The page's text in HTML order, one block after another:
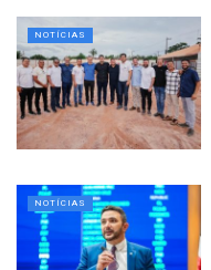
NOTÍCIAS
NOTÍCIAS